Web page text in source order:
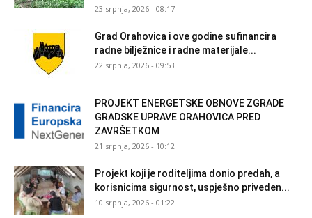
23 srpnja, 2026 - 08:17
Grad Orahovica i ove godine sufinancira
radne bilježnice i radne materijale...
22 srpnja, 2026 - 09:53
PROJEKT ENERGETSKE OBNOVE ZGRADE
GRADSKE UPRAVE ORAHOVICA PRED
ZAVRŠETKOM
21 srpnja, 2026 - 10:12
Projekt koji je roditeljima donio predah, a
korisnicima sigurnost, uspješno priveden...
10 srpnja, 2026 - 01:22